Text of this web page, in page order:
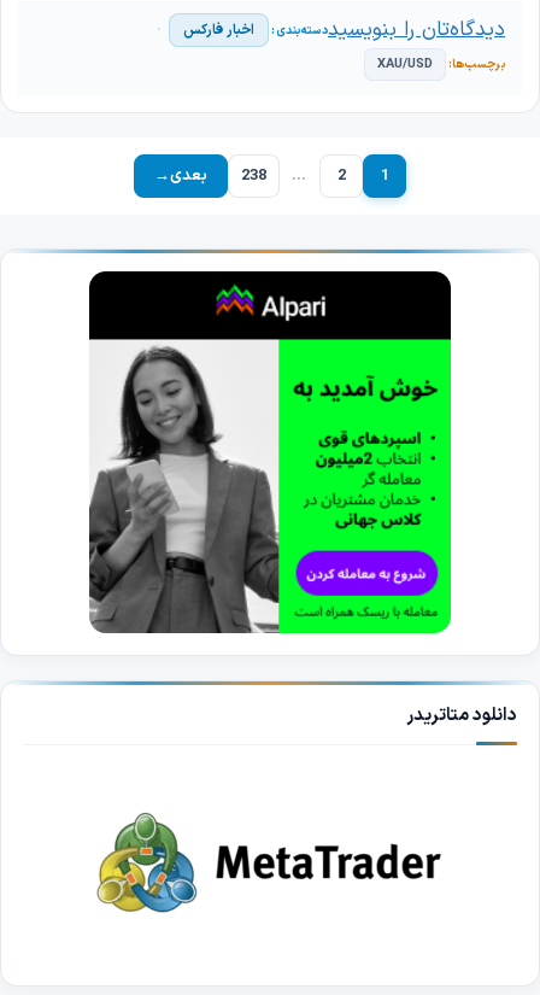
اخبار فارکس
XAU/USD
دیدگاه‌تان را بنویسید
برگه1 برگه2
… برگه
238 بعدی→
دانلود متاتریدر